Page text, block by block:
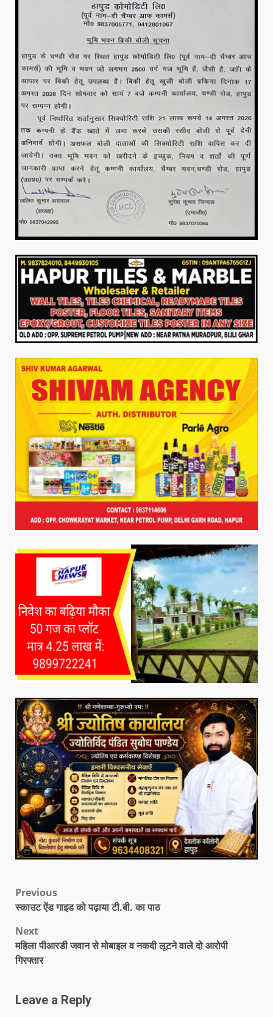
Previous
स्काउट ऐंड गाइड को पढ़ाया टी.बी. का पाठ
Next
महिला पीआरडी जवान से मोबाइल व नकदी लूटने वाले दो आरोपी
गिरफ्तार
Leave a Reply